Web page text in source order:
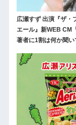
広瀬すず 出演『ザ・
エール』新WEB CM
著者に1割は何か聞